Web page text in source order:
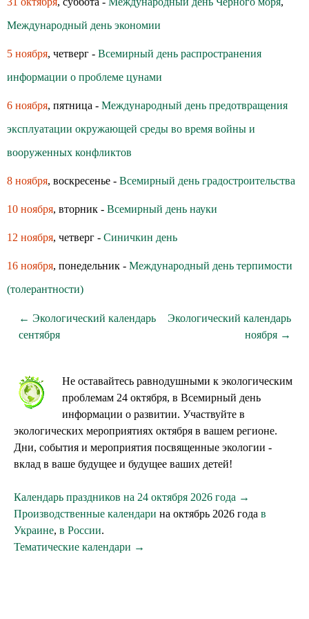
Международный день экономии
5 ноября, четверг - Всемирный день распространения
информации о проблеме цунами
6 ноября, пятница - Международный день предотвращения
эксплуатации окружающей среды во время войны и
вооруженных конфликтов
8 ноября, воскресенье - Всемирный день градостроительства
10 ноября, вторник - Всемирный день науки
12 ноября, четверг - Синичкин день
16 ноября, понедельник - Международный день терпимости
(толерантности)
← Экологический календарь
сентября
Экологический календарь
ноября →
Не оставайтесь равнодушными к экологическим
проблемам 24 октября, в Всемирный день
информации о развитии. Участвуйте в
экологических мероприятиях октября в вашем регионе.
Дни, события и мероприятия посвященные экологии -
вклад в ваше будущее и будущее ваших детей!
Календарь праздников на 24 октября 2026 года →
Производственные календари на октябрь 2026 года в
Украине, в России.
Тематические календари →